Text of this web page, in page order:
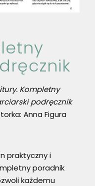
Kompletny
podręcznik
Anna Figura
praktyczny i
poradnik
każdemu